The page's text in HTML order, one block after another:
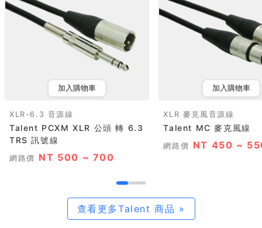
加入購物車
XLR-6.3 音源線
Talent PCXM XLR 公頭 轉 6.3
TRS 訊號線
網路價 NT 500 ~ 700
加入購物車
XLR 麥克風音源線
Talent MC 麥克風線
網路價 NT 450 ~
查看更多Talent 商品 »